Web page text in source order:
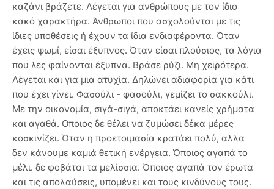
καζάνι βράζετε. Λέγεται για ανθρώπους με τον ίδιο
κακό χαρακτήρα. Άνθρωποι που ασχολούνται με τις
ίδιες υποθέσεις ή έχουν τα ίδια ενδιαφέροντα. Όταν
έχεις ψωμί, είσαι έξυπνος. Όταν είσαι πλούσιος, τα λόγια
που λες φαίνονται έξυπνα. Βράσε ρύζι. Μη χειρότερα.
Λέγεται και για μια ατυχία. Δηλώνει αδιαφορία για κάτι
που έχει γίνει. Φασούλι - φασούλι, γεμίζει το σακκούλι.
Με την οικονομία, σιγά-σιγά, αποκτάει κανείς χρήματα
και αγαθά. Οποιος δε θέλει να ζυμώσει δέκα μέρες
κοσκινίζει. Όταν η προετοιμασία κρατάει πολύ, αλλα
δεν κάνουμε καμιά θετική ενέργεια. Όποιος αγαπά το
μέλι. δε φοβάται τα μελίσσια. Όποιος αγαπά τον έρωτα
και τις απολαύσεις, υπομένει και τους κινδύνους τους.